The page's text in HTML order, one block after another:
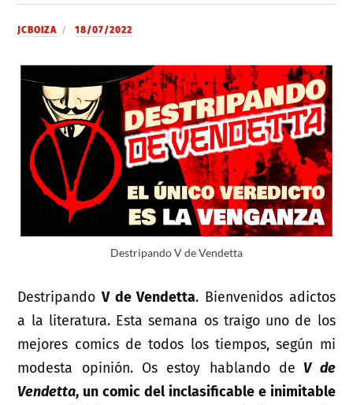
JCBOIZA 18/07/2022
Destripando V de Vendetta
DestripandoV de Vendetta. Bienvenidos adictos
a la literatura. Esta semana os traigo uno de los
mejores comics de todos los tiempos, según mi
modesta opinión. Os estoy hablando de V de
Vendetta, un comic del inclasificable e inimitable